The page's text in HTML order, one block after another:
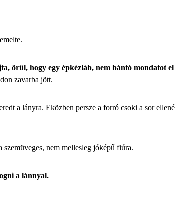
örül, hogy egy épkézláb, nem bántó mondatot
zavarba jött.
a lányra. Eközben persze a forró csoki a sor
nem mellesleg jóképű fiúra.
a lánnyal.